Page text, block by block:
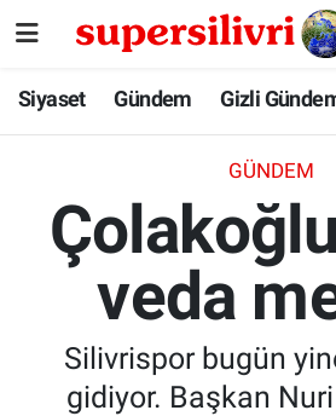
Siyaset Gündem Gizli
GÜNDEM
veda
Silivrispor bugün
gidiyor. Başkan
Siyaset
Gizli Gündem
Belediye
İstanbul Nöbetçi Eczaneler
İstanbul Hava Durumu
İstanbul Namaz Vakitleri
İstanbul Trafik Yoğunluk
Tüm Manşetler